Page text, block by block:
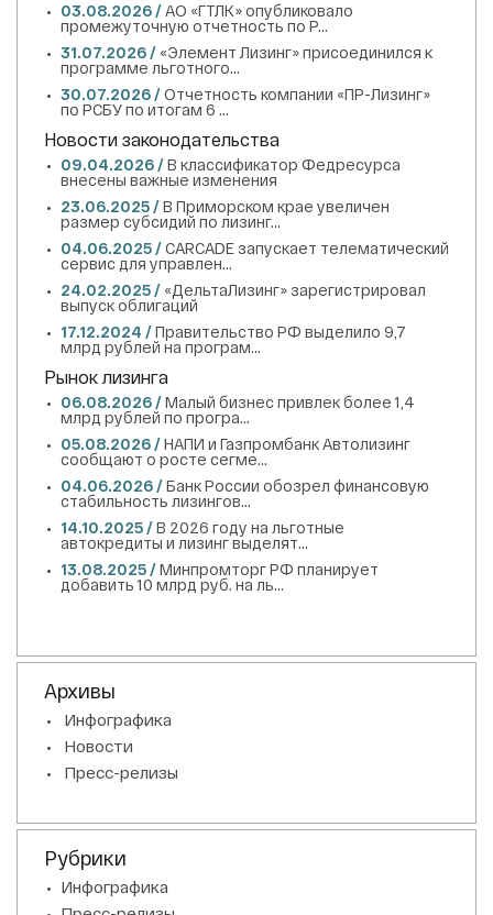
03.08.2026 /АО «ГТЛК» опубликовало
промежуточную отчетность по Р...
31.07.2026 / «Элемент Лизинг» присоединился к
программе льготного...
30.07.2026 /Отчетность компании «ПР-Лизинг»
по РСБУ по итогам 6 ...
Новости законодательства
09.04.2026 /В классификатор Федресурса
внесены важные изменения
23.06.2025 /В Приморском крае увеличен
размер субсидий по лизинг...
04.06.2025 /CARCADE запускает телематический
сервис для управлен...
24.02.2025 / «ДельтаЛизинг» зарегистрировал
выпуск облигаций
17.12.2024 /Правительство РФ выделило 9,7
млрд рублей на програм...
Рынок лизинга
06.08.2026 /Малый бизнес привлек более 1,4
млрд рублей по програ...
05.08.2026 /НАПИ и Газпромбанк Автолизинг
сообщают о росте сегме...
04.06.2026 /Банк России обозрел финансовую
стабильность лизингов...
14.10.2025 /В 2026 году на льготные
автокредиты и лизинг выделят...
13.08.2025 /Минпромторг РФ планирует
добавить 10 млрд руб. на ль...
Архивы
Инфографика
Новости
Пресс-релизы
Рубрики
Инфографика